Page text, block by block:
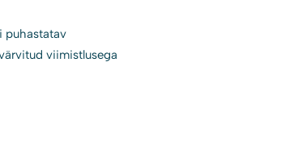
puhastatav
viimistlusega